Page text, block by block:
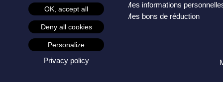
Créateurs
Mes informations
Mes bons de réduction
OK, accept all
Deny all cookies
Personalize
Privacy policy